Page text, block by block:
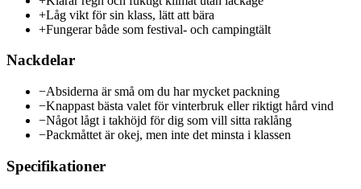
+Låg vikt för sin klass, lätt att bära
+Fungerar både som festival- och campingtält
Nackdelar
−Absiderna är små om du har mycket packning
−Knappast bästa valet för vinterbruk eller riktigt hård vind
−Något lågt i takhöjd för dig som vill sitta raklång
−Packmåttet är okej, men inte det minsta i klassen
Specifikationer